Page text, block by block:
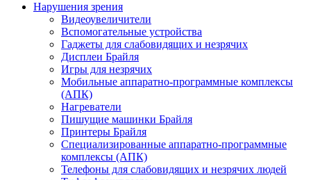
Нарушения зрения
Видеоувеличители
Вспомогательные устройства
Гаджеты для слабовидящих и незрячих
Дисплеи Брайля
Игры для незрячих
Мобильные аппаратно-программные комплексы
(АПК)
Нагреватели
Пишущие машинки Брайля
Принтеры Брайля
Специализированные аппаратно-программные
комплексы (АПК)
Телефоны для слабовидящих и незрячих людей